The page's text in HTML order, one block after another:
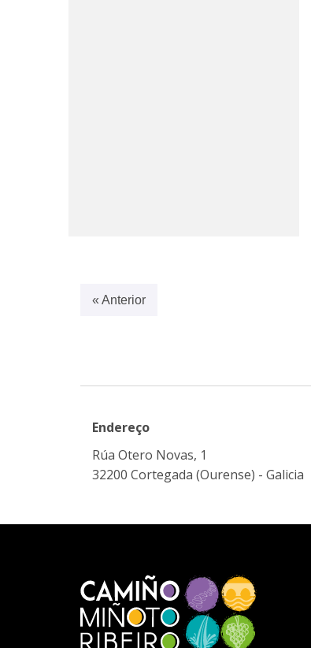
« Anterior
Endereço
Rúa Otero Novas, 1
32200 Cortegada (Ourense) - Galicia